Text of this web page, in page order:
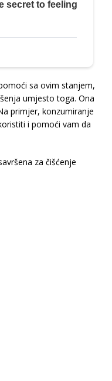
sa ovim stanjem,
umjesto toga. Ona
primjer, konzumiranje
i pomoći vam da
za čišćenje